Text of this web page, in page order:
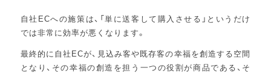
自社ECへの施策は、「単に送客して購入させる」というだけ
では非常に効率が悪くなります。
最終的に自社ECが、見込み客や既存客の幸福を創造する空間
となり、その幸福の創造を担う一つの役割が商品である、そ